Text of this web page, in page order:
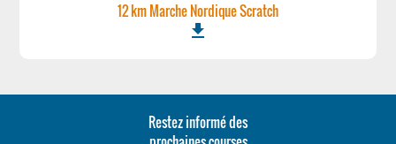
12 km Marche Nordique Scratch
file_download
Restez informé des